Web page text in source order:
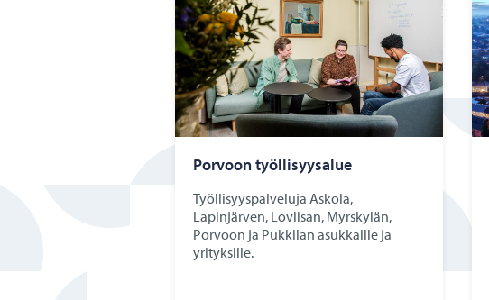
Por­voon työl­li­syy­sa­lue
Työllisyyspalveluja Askola,
Lapinjärven, Loviisan, Myrskylän,
Porvoon ja Pukkilan asukkaille ja
yrityksille.